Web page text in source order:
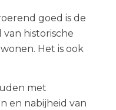
goed is de
historische
Het is ook
met
en nabijheid van